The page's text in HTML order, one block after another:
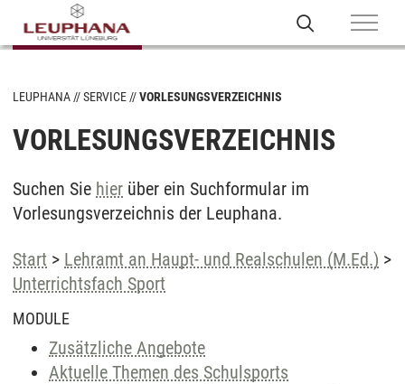
LEUPHANA SERVICE VORLESUNGSVERZEICHNIS
VORLESUNGSVERZEICHNIS
Suchen Sie hier über ein Suchformular im
Vorlesungsverzeichnis der Leuphana.
Start > Lehramt an Haupt- und Realschulen (M.Ed.) >
Unterrichtsfach Sport
MODULE
Zusätzliche Angebote
Aktuelle Themen des Schulsports